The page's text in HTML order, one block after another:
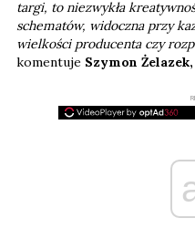
targi, to niezwykła
schematów, widoczna przy
wielkości producenta czy
komentuje Szymon